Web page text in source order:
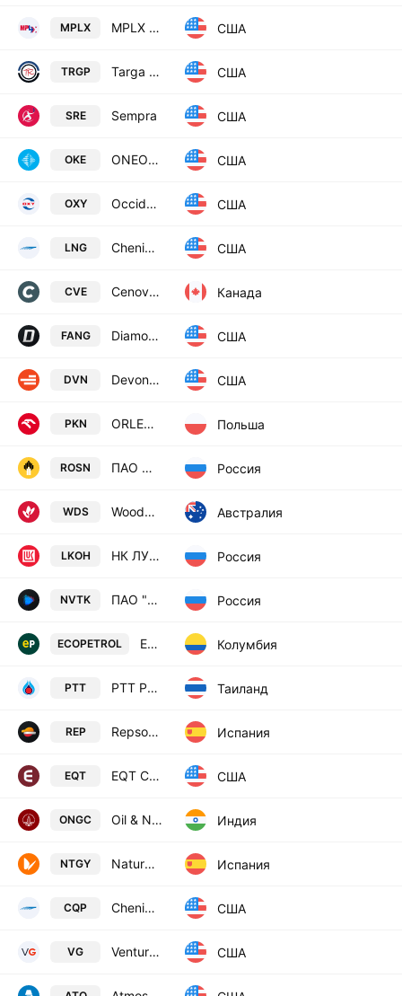
MPLX MPLX LP США
TRGP Targa Resources Corp. США
SRE Sempra США
OKE ONEOK, Inc. США
OXY Occidental Petroleum Corporation США
LNG Cheniere Energy, Inc. США
CVE Cenovus Energy Inc. Канада
FANG Diamondback Energy, Inc. США
DVN Devon Energy Corporation США
PKN ORLEN Spolka Akcyjna Польша
ROSN ПАО НК Роснефть Россия
WDS Woodside Energy Group Ltd Австралия
LKOH НК ЛУКОЙЛ (ПАО) - обыкн. Россия
NVTK ПАО "НОВАТЭК" - обыкн. Россия
ECOPETROL Ecopetrol SA Колумбия
PTT PTT Public Co., Ltd. Таиланд
REP Repsol SA Испания
EQT EQT Corporation США
ONGC Oil & Natural Gas Corp. Ltd. Индия
NTGY Naturgy Energy Group, S.A. Испания
CQP Cheniere Energy Partners, L.P. США
VG Venture Global, Inc. Class A США